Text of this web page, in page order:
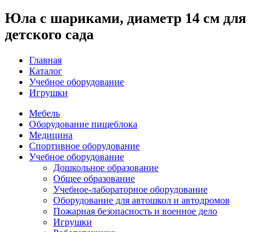
Юла с шариками, диаметр 14 см для
детского сада
Главная
Каталог
Учебное оборудование
Игрушки
Мебель
Оборудование пищеблока
Медицина
Спортивное оборудование
Учебное оборудование
Дошкольное образование
Общее образование
Учебное-лабораторное оборудование
Оборудование для автошкол и автодромов
Пожарная безопасность и военное дело
Игрушки